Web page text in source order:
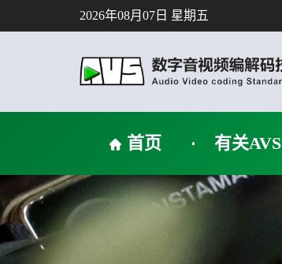
2026年08月07日 星期五
首页 有关AVS